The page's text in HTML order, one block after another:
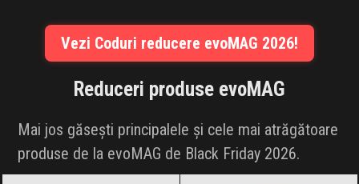
Vezi Coduri reducere evoMAG 2026!
Reduceri produse evoMAG
Mai jos găsești principalele și cele mai atrăgătoare
produse de la evoMAG de Black Friday 2026.